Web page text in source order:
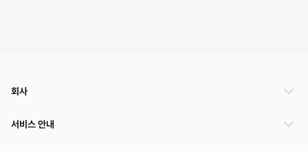
회사
서비스 안내